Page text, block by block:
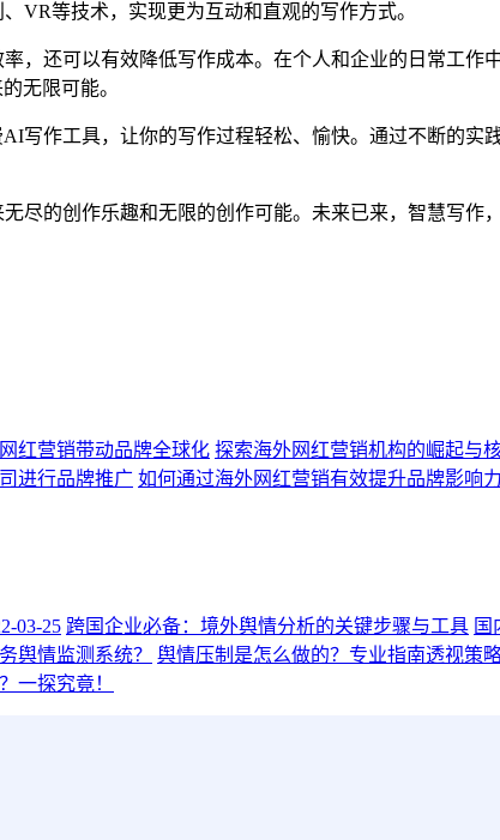
VR等技术，实现更为互动和直观的写作方式。
，还可以有效降低写作成本。在个人和企业的日常工
无限可能。
写作工具，让你的写作过程轻松、愉快。通过不断的
尽的创作乐趣和无限的创作可能。未来已来，智慧写作，
红营销带动品牌全球化 探索海外网红营销机构的崛起与
进行品牌推广 如何通过海外网红营销有效提升品牌影响力
03-25 跨国企业必备：境外舆情分析的关键步骤与工具 国
舆情监测系统？ 舆情压制是怎么做的？专业指南透视策
一探究竟！